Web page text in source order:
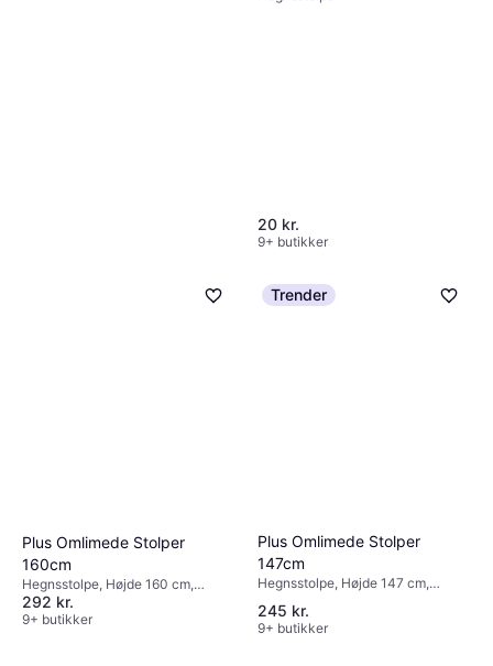
20 kr.
9+ butikker
Plus Omlimede Stolper
160cm
Hegnsstolpe, Højde 160 cm,
Bredde 7 cm, Længde 7 cm
292 kr.
9+ butikker
Trender
Plus Omlimede Stolper
147cm
Hegnsstolpe, Højde 147 cm,
245 kr.
9+ butikker